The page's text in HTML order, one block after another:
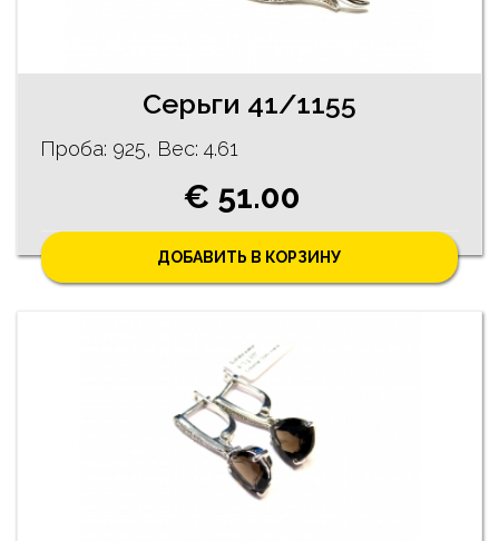
Серьги 41/1155
Проба: 925, Bес: 4.61
€ 51.00
ДОБАВИТЬ В КОРЗИНУ